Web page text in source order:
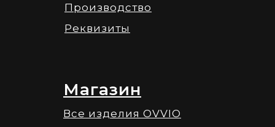
Производство
Реквизиты
Все изделия OVVIO
Магазин